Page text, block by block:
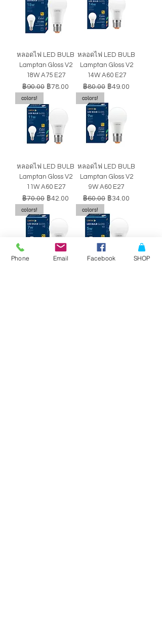
หลอดไฟ LED BULB
Lamptan Gloss V2
18W A75 E27
ราคาปกติ
฿90.00 ราคาขายลด
฿78.00
หลอดไฟ LED BULB
Lamptan Gloss V2
14W A60 E27
ราคาปกติ
฿80.00 ราคาขายลด
฿49.00
colors!
หลอดไฟ LED BULB
Lamptan Gloss V2
11W A60 E27
ราคาปกติ
฿70.00 ราคาขายลด
฿42.00
colors!
หลอดไฟ LED BULB
Lamptan Gloss V2
9W A60 E27
ราคาปกติ
฿60.00 ราคาขายลด
฿34.00
colors!
colors!
Phone Email Facebook SHOP